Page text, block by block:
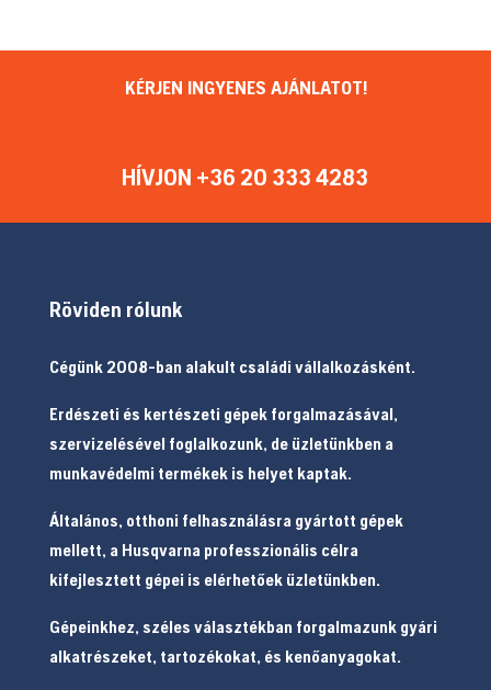
KÉRJEN INGYENES AJÁNLATOT!
HÍVJON +36 20 333 4283
Röviden rólunk
Cégünk 2008-ban alakult családi vállalkozásként.
Erdészeti és kertészeti gépek forgalmazásával,
szervizelésével foglalkozunk, de üzletünkben a
munkavédelmi termékek is helyet kaptak.
Általános, otthoni felhasználásra gyártott gépek
mellett, a Husqvarna professzionális célra
kifejlesztett gépei is elérhetőek üzletünkben.
Gépeinkhez, széles választékban forgalmazunk gyári
alkatrészeket, tartozékokat, és kenőanyagokat.